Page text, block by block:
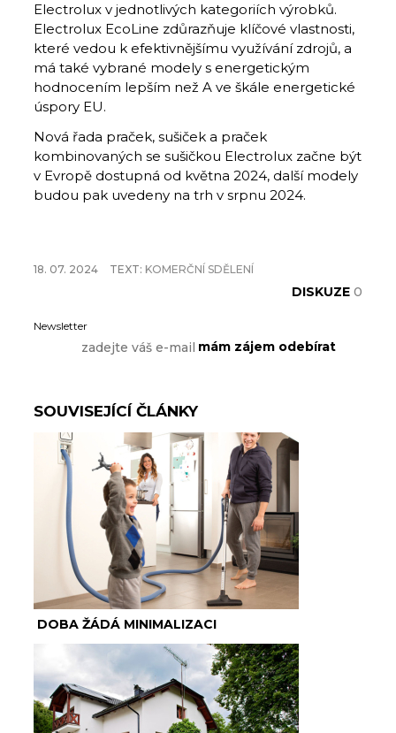
Electrolux v jednotlivých kategoriích výrobků.
Electrolux EcoLine zdůrazňuje klíčové vlastnosti,
které vedou k efektivnějšímu využívání zdrojů, a
má také vybrané modely s energetickým
hodnocením lepším než A ve škále energetické
úspory EU.
Nová řada praček, sušiček a praček
kombinovaných se sušičkou Electrolux začne být
v Evropě dostupná od května 2024, další modely
budou pak uvedeny na trh v srpnu 2024.
18. 07. 2024 TEXT: KOMERČNÍ SDĚLENÍ
DISKUZE 0
Newsletter
SOUVISEJÍCÍ ČLÁNKY
DOBA ŽÁDÁ MINIMALIZACI